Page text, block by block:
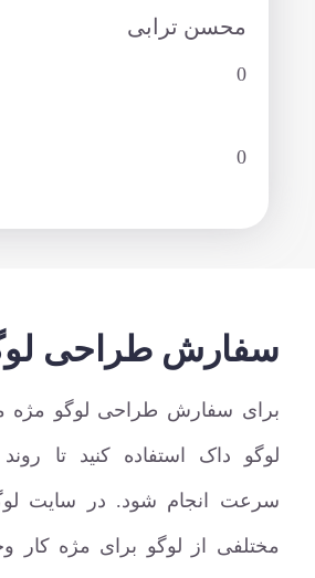
محسن ترابی
0
0
سفارش طراحی
برای سفارش طراحی لوگو مژه
لوگو داک استفاده کنید تا
سرعت انجام شود. در سایت
مختلفی از لوگو برای مژه کار